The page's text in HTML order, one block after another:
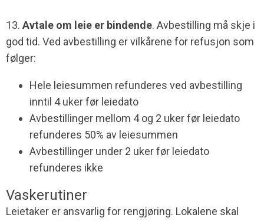
13. Avtale om leie er bindende. Avbestilling må skje i
god tid. Ved avbestilling er vilkårene for refusjon som
følger:
Hele leiesummen refunderes ved avbestilling
inntil 4 uker før leiedato
Avbestillinger mellom 4 og 2 uker før leiedato
refunderes 50% av leiesummen
Avbestillinger under 2 uker før leiedato
refunderes ikke
Vaskerutiner
Leietaker er ansvarlig for rengjøring. Lokalene skal